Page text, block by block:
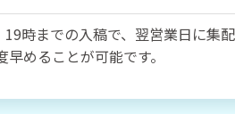
時までの入稿で、翌営業日に集配
めることが可能です。